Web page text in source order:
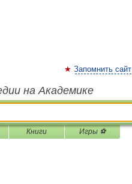
Запомнить сайт
на Академике
Книги Игры ⚽